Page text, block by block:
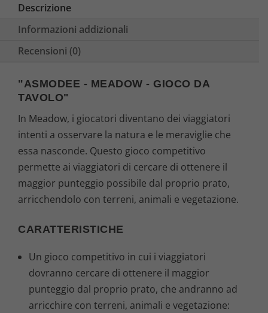
4
,
9
€
.
.
Descrizione
Informazioni addizionali
Recensioni (0)
"ASMODEE - MEADOW - GIOCO DA
TAVOLO"
In Meadow, i giocatori diventano dei viaggiatori
intenti a osservare la natura e le meraviglie che
essa nasconde. Questo gioco competitivo
permette ai viaggiatori di cercare di ottenere il
maggior punteggio possibile dal proprio prato,
arricchendolo con terreni, animali e vegetazione.
CARATTERISTICHE
Un gioco competitivo in cui i viaggiatori
dovranno cercare di ottenere il maggior
punteggio dal proprio prato, che andranno ad
arricchire con terreni, animali e vegetazione: